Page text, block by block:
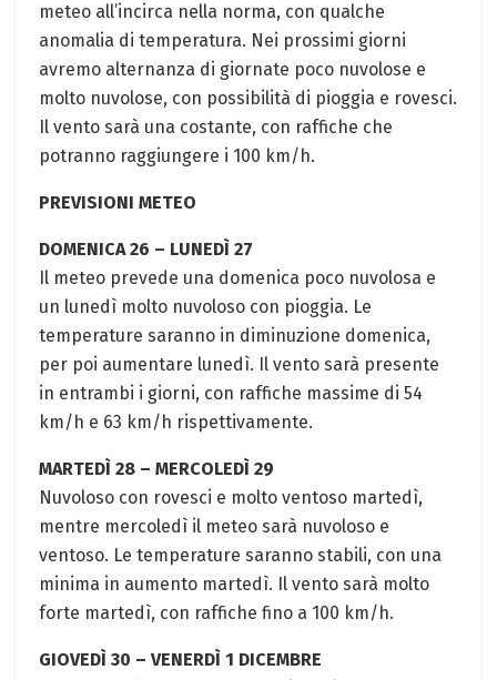
meteo all’incirca nella norma, con qualche
anomalia di temperatura. Nei prossimi giorni
avremo alternanza di giornate poco nuvolose e
molto nuvolose, con possibilità di pioggia e rovesci.
Il vento sarà una costante, con raffiche che
potranno raggiungere i 100 km/h.
PREVISIONI METEO
DOMENICA 26 – LUNEDÌ 27
Il meteo prevede una domenica poco nuvolosa e
un lunedì molto nuvoloso con pioggia. Le
temperature saranno in diminuzione domenica,
per poi aumentare lunedì. Il vento sarà presente
in entrambi i giorni, con raffiche massime di 54
km/h e 63 km/h rispettivamente.
MARTEDÌ 28 – MERCOLEDÌ 29
Nuvoloso con rovesci e molto ventoso martedì,
mentre mercoledì il meteo sarà nuvoloso e
ventoso. Le temperature saranno stabili, con una
minima in aumento martedì. Il vento sarà molto
forte martedì, con raffiche fino a 100 km/h.
GIOVEDÌ 30 – VENERDÌ 1 DICEMBRE